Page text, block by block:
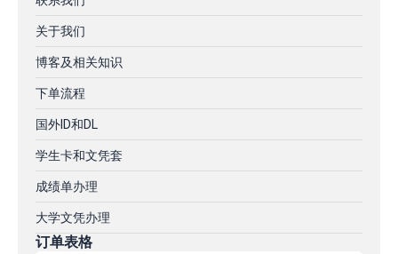
关于我们
博客及相关知识
下单流程
国外ID和DL
学生卡和文凭套
成绩单办理
大学文凭办理
订单表格